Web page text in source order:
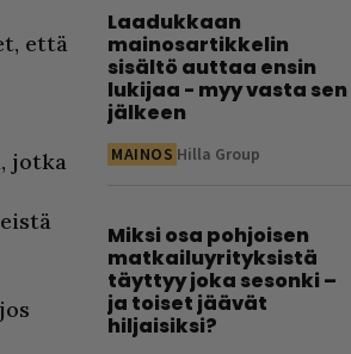
että
jotka
Laadukkaan
mainosartikkelin
sisältö auttaa ensin
lukijaa - myy vasta sen
jälkeen
MAINOS Hilla Group
Miksi osa pohjoisen
matkailuyrityksistä
täyttyy joka sesonki –
ja toiset jäävät
hiljaisiksi?